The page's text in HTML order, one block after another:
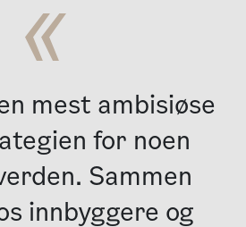
mest ambisiøse
for noen
Sammen
innbyggere og